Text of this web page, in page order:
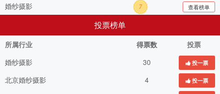
婚纱摄影 7 查看榜单
投票榜单
所属行业 得票数
投票
婚纱摄影
30 投一票
北京婚纱摄影 4 投一票